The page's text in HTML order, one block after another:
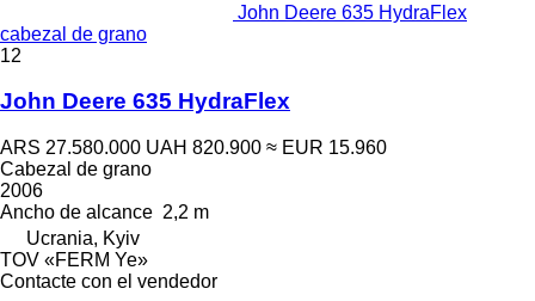
John Deere 635 HydraFlex
cabezal de grano
12
John Deere 635 HydraFlex
ARS 27.580.000 UAH 820.900 ≈ EUR 15.960
Cabezal de grano
2006
Ancho de alcance 2,2 m
Ucrania, Kyiv
TOV «FERM Ye»
Contacte con el vendedor